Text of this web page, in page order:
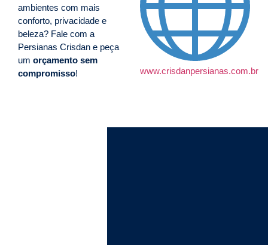
ambientes com mais
conforto, privacidade e
beleza? Fale com a
Persianas Crisdan e peça
um orçamento sem
compromisso! www.crisdanpersianas.com.br